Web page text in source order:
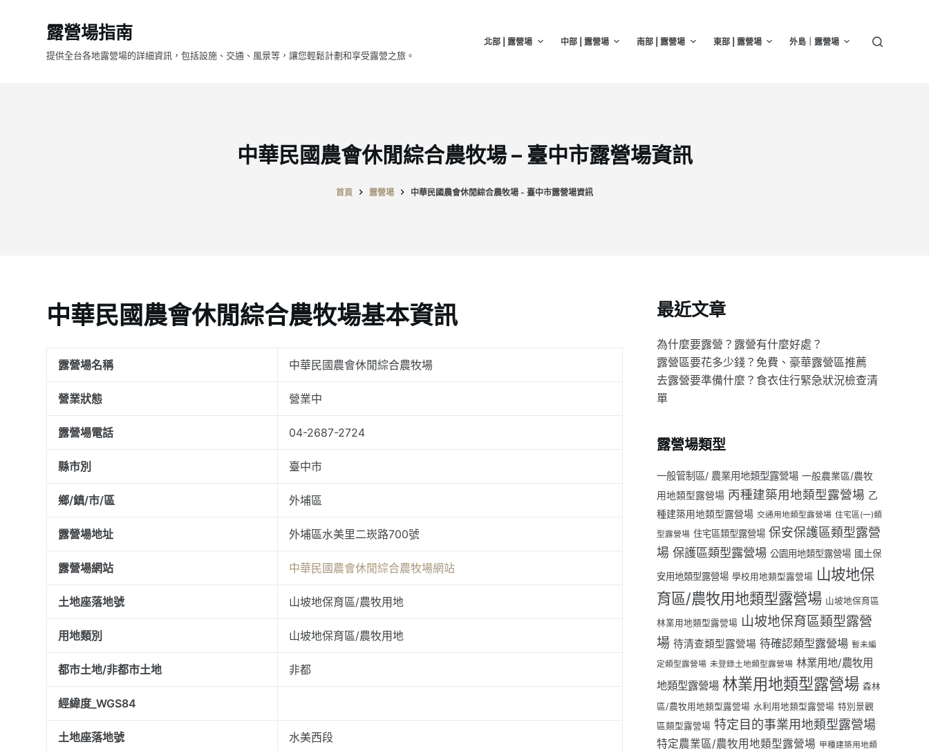
露營場指南
提供全台各地露營場的詳細資訊，包括設施、交通、風景等，讓您輕鬆計劃和享受露營之旅。
北部 | 露營場 中部 | 露營場 南部 | 露營場 東部 | 露營場 外島｜露營場
中華民國農會休閒綜合農牧場 – 臺中市露營場資訊
首頁 露營場 中華民國農會休閒綜合農牧場 - 臺中市露營場資訊
中華民國農會休閒綜合農牧場基本資訊
露營場名稱 中華民國農會休閒綜合農牧場
營業狀態 營業中
露營場電話 04-2687-2724
縣市別 臺中市
鄉/鎮/市/區 外埔區
露營場地址 外埔區水美里二崁路700號
露營場網站 中華民國農會休閒綜合農牧場網站
土地座落地號 山坡地保育區/農牧用地
用地類別 山坡地保育區/農牧用地
都市土地/非都市土地 非都
經緯度_WGS84
土地座落地號 水美西段
最近文章
為什麼要露營？露營有什麼好處？
露營區要花多少錢？免費、豪華露營區推薦
去露營要準備什麼？食衣住行緊急狀況檢查清
單
露營場類型
一般管制區/ 農業用地類型露營場 一般農業區/農牧
用地類型露營場 丙種建築用地類型露營場 乙
種建築用地類型露營場 交通用地類型露營場 住宅區(一)類
型露營場 住宅區類型露營場 保安保護區類型露營
場 保護區類型露營場 公園用地類型露營場 國土保
安用地類型露營場 學校用地類型露營場 山坡地保
育區/農牧用地類型露營場 山坡地保育區
林業用地類型露營場 山坡地保育區類型露營
場 待清查類型露營場 待確認類型露營場 暫未編
定類型露營場 未登錄土地類型露營場 林業用地/農牧用
地類型露營場 林業用地類型露營場 森林
區/農牧用地類型露營場 水利用地類型露營場 特別景觀
區類型露營場 特定目的事業用地類型露營場
特定農業區/農牧用地類型露營場 甲種建築用地類